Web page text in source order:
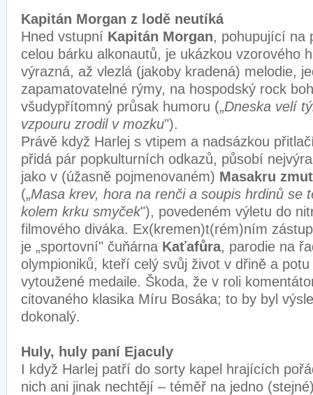
Kapitán Morgan z lodě neutíká
Hned vstupní Kapitán Morgan, pohupující na
celou bárku alkonautů, je ukázkou vzorového
výrazná, až vlezlá (jakoby kradená) melodie,
zapamatovatelné rýmy, na hospodský rock
všudypřítomný průsak humoru („Dneska velí
vzpouru zrodil v mozku").
Právě když Harlej s vtipem a nadsázkou
přidá pár popkulturních odkazů, působí
jako v (úžasně pojmenovaném) Masakru
(„Masa krev, hora na renči a soupis hrdinů se
kolem krku smyček"), povedeném výletu do
filmového diváka. Ex(kremen)t(rém)ním
je „sportovní" čuňárna Kaťafůra, parodie na
olympioniků, kteří celý svůj život v dřině a
vytoužené medaile. Škoda, že v roli
citovaného klasika Míru Bosáka; to by byl
dokonalý.
Huly, huly paní Ejaculy
I když Harlej patří do sorty kapel hrajících
nich ani jinak nechtějí – téměř na jedno